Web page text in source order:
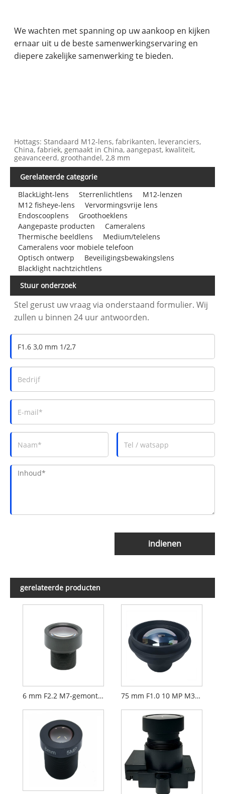
We wachten met spanning op uw aankoop en kijken
ernaar uit u de beste samenwerkingservaring en
diepere zakelijke samenwerking te bieden.
Hottags: Standaard M12-lens, fabrikanten, leveranciers,
China, fabriek, gemaakt in China, aangepast, kwaliteit,
geavanceerd, groothandel, 2,8 mm
Gerelateerde categorie
BlackLight-lens
Sterrenlichtlens
M12-lenzen
M12 fisheye-lens
Vervormingsvrije lens
Endoscooplens
Groothoeklens
Aangepaste producten
Cameralens
Thermische beeldlens
Medium/telelens
Cameralens voor mobiele telefoon
Optisch ontwerp
Beveiligingsbewakingslens
Blacklight nachtzichtlens
Stuur onderzoek
Stel gerust uw vraag via onderstaand formulier. Wij
zullen u binnen 24 uur antwoorden.
indienen
gerelateerde producten
6 mm F2.2 M7-gemonteerde CCTV-lens voor 1/2,9" beveiligingscamera's 75 mm F1.0 10 MP M34 17um lens Langegolf infrarood warmtebeeldlens